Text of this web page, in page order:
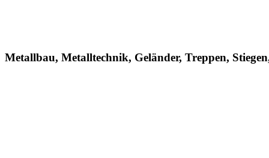
Metallbau, Metalltechnik, Geländer, Treppen,